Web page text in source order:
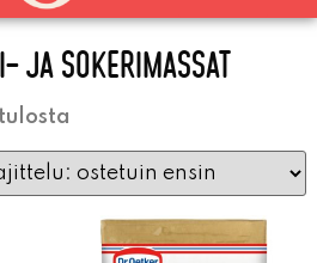
JA SOKERIMASSAT